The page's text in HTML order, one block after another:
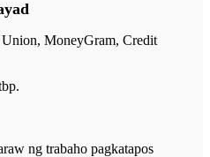
MoneyGram, Credit
ng trabaho pagkatapos